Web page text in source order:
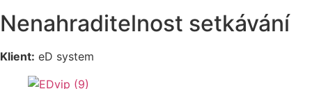
Nenahraditelnost setkávání
Klient: eD system